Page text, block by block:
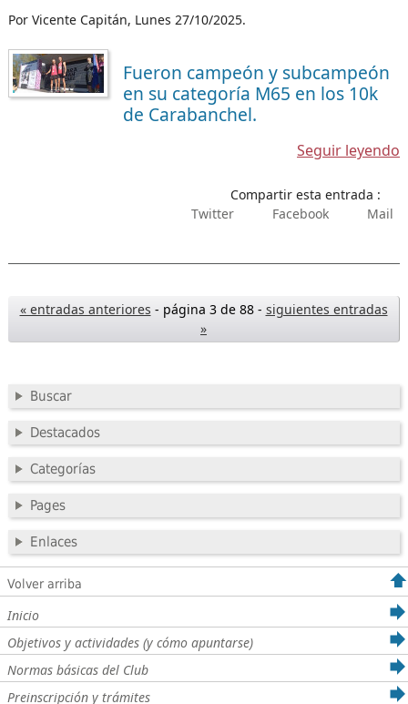
Por Vicente Capitán, Lunes 27/10/2025.
Fueron campeón y subcampeón
en su categoría M65 en los 10k
de Carabanchel.
Seguir leyendo
Compartir esta entrada :
Twitter
Facebook Mail
« entradas anteriores - página 3 de 88 - siguientes entradas
»
Buscar
Destacados
Categorías
Pages
Enlaces
Volver arriba
Inicio
Objetivos y actividades (y cómo apuntarse)
Normas básicas del Club
Preinscripción y trámites